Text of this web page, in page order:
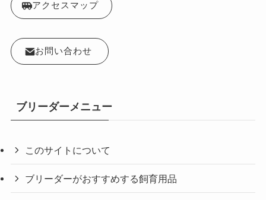
アクセスマップ
お問い合わせ
ブリーダーメニュー
このサイトについて
ブリーダーがおすすめする飼育用品